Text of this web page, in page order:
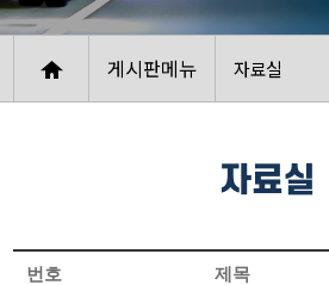
게시판메뉴 자료실
자료실
번호 제목